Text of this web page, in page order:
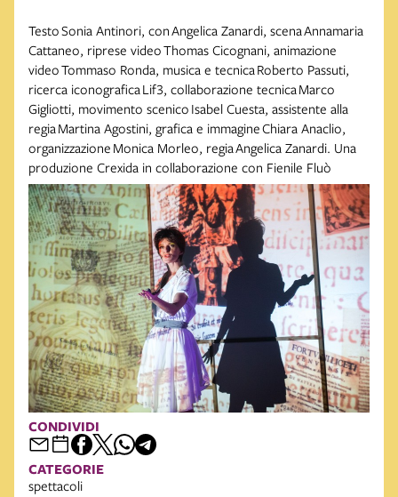
Testo Sonia Antinori, con Angelica Zanardi, scena Annamaria
Cattaneo, riprese video Thomas Cicognani, animazione
video Tommaso Ronda, musica e tecnica Roberto Passuti,
ricerca iconografica Lif3, collaborazione tecnica Marco
Gigliotti, movimento scenico Isabel Cuesta, assistente alla
regia Martina Agostini, grafica e immagine Chiara Anaclio,
organizzazione Monica Morleo, regia Angelica Zanardi. Una
produzione Crexida in collaborazione con Fienile Fluò
CONDIVIDI
CATEGORIE
spettacoli